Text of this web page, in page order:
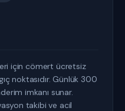
için cömert ücretsiz
noktasıdır. Günlük 300
imkanı sunar.
takibi ve acil